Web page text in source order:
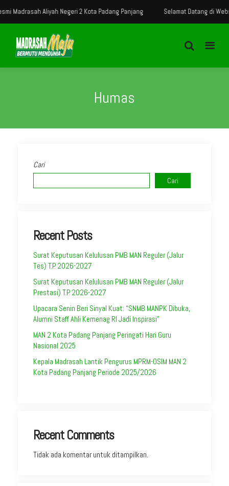
Madrasah Aliyah Negeri 2 Kota Padang Panjang Selamat Datang di
Humas
Cari
Cari
Recent Posts
Surat Keputusan Kelulusan PMB MAN Reguler (Jalur
Tes) T.P. 2026-2027
Surat Keputusan Kelulusan PMB MAN Reguler (Jalur
Prestasi) T.P. 2026-2027
Upacara Senin Beri Sinyal Kuat: “SNMB MANPK Dibuka,
Alumni Staff Ahli Kemenag RI Jadi Inspirasi”
MAN 2 Kota Padang Panjang Peringati Hari Guru
Nasional 2025
Kepala Madrasah Lantik Pengurus MPRM-OSIM MAN 2
Kota Padang Panjang Periode 2025/2026
Recent Comments
Tidak ada komentar untuk ditampilkan.